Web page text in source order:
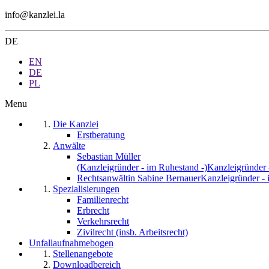
info@kanzlei.la
DE
EN
DE
PL
Menu
Die Kanzlei
Erstberatung
Anwälte
Sebastian Müller
(Kanzleigründer - im Ruhestand -)Kanzleigründer
Rechtsanwältin Sabine BernauerKanzleigründer -
Spezialisierungen
Familienrecht
Erbrecht
Verkehrsrecht
Zivilrecht (insb. Arbeitsrecht)
Unfallaufnahmebogen
Stellenangebote
Downloadbereich